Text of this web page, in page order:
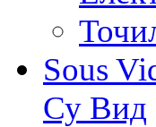
Sous
Су Вид